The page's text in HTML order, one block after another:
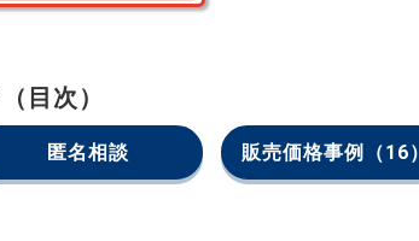
目次）
匿名相談 販売価格事例 （16）